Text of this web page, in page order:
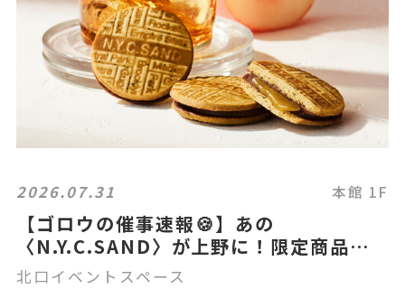
2026.07.31 本館 1F
【ゴロウの催事速報🍪】あの
〈N.Y.C.SAND〉が上野に！限定商品も
登場？！🍑☕
北口イベントスペース